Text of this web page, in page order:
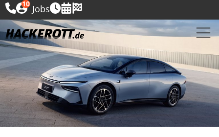
10 Jobs